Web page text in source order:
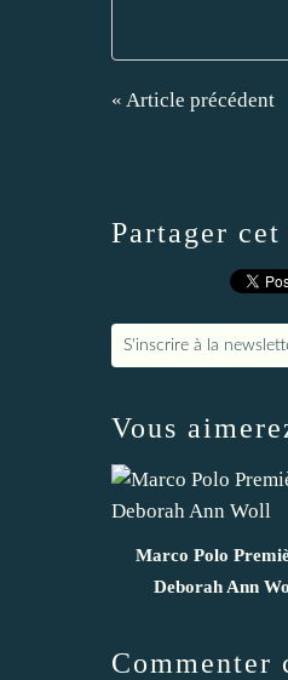
« Article précédent
Partager
S'inscrire à la
Vous
Marco Polo
Deborah Ann
Commenter